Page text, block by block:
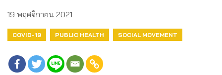
19 พฤศจิกายน 2021
COVID-19 PUBLIC HEALTH SOCIAL MOVEMENT